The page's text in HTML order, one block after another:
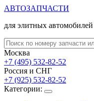
АВТОЗАПЧАСТИ
для элитных автомобилей
Москва
+7 (495) 532-82-52
Россия и СНГ
+7 (925) 532-82-52
Категории: